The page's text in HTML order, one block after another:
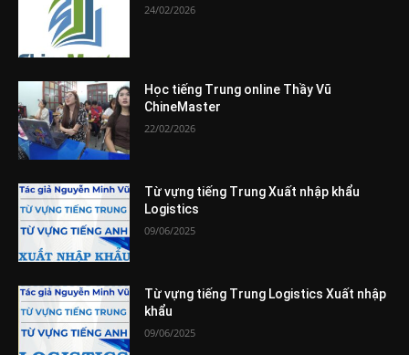
24/02/2026
Học tiếng Trung online Thầy Vũ
ChineMaster
22/02/2026
Từ vựng tiếng Trung Xuất nhập khẩu
Logistics
09/06/2025
Từ vựng tiếng Trung Logistics Xuất nhập
khẩu
09/06/2025